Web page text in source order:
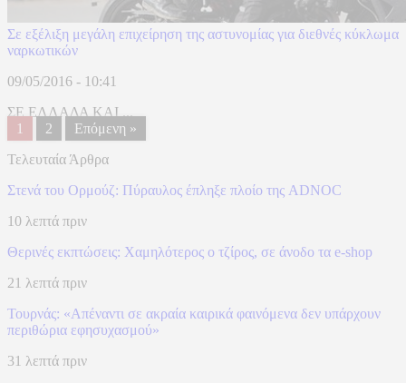
Σε εξέλιξη μεγάλη επιχείρηση της αστυνομίας για διεθνές κύκλωμα
ναρκωτικών
09/05/2016 - 10:41
ΣΕ ΕΛΛΑΔΑ ΚΑΙ ...
1
2
Επόμενη »
Τελευταία Άρθρα
Στενά του Ορμούζ: Πύραυλος έπληξε πλοίο της ADNOC
10 λεπτά πριν
Θερινές εκπτώσεις: Χαμηλότερος ο τζίρος, σε άνοδο τα e-shop
21 λεπτά πριν
Τουρνάς: «Απέναντι σε ακραία καιρικά φαινόμενα δεν υπάρχουν
περιθώρια εφησυχασμού»
31 λεπτά πριν